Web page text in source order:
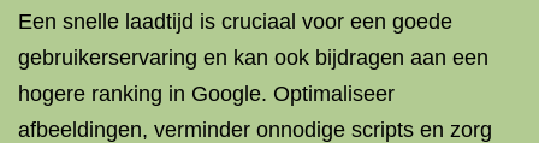
Een snelle laadtijd is cruciaal voor een goede
gebruikerservaring en kan ook bijdragen aan een
hogere ranking in Google. Optimaliseer
afbeeldingen, verminder onnodige scripts en zorg